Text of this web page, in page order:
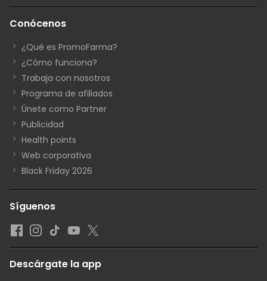
Conócenos
¿Qué es PromoFarma?
¿Cómo funciona?
Trabaja con nosotros
Programa de afiliados
Únete como Partner
Publicidad
Health points
Web corporativa
Black Friday 2026
Síguenos
Descárgate la app